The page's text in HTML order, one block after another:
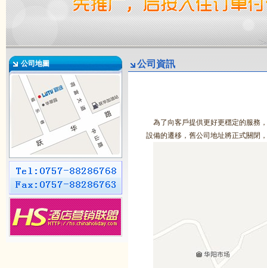
公司地圖 公司資訊
為了向客戶提供更好更穩定的服務
設備的遷移，舊公司地址將正式關閉